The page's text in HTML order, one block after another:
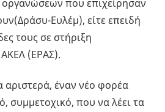
που επιχείρησαν
Ευλέμ), είτε επειδή
τους σε στήριξη
(ΕΡΑΣ).
αριστερά, έναν νέο φορέα
συμμετοχικό, που να λέει τα